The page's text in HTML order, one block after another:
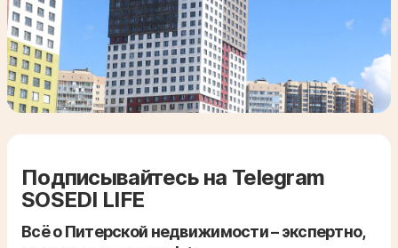
Подписывайтесь на Telegram
SOSEDI LIFE
Всё о Питерской недвижимости – экспертно,